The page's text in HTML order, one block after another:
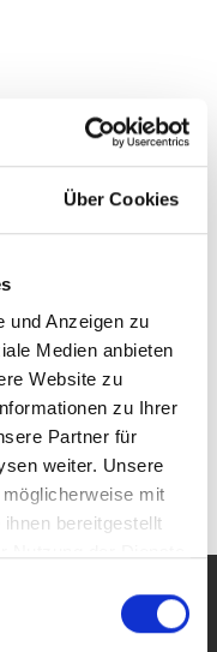
Über Cookies
und Anzeigen zu
Medien anbieten
Website zu
zu Ihrer
Partner für
weiter. Unsere
mit
bereitgestellt
Interface
»